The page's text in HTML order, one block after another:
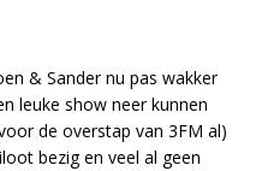
& Sander nu pas wakker
leuke show neer kunnen
de overstap van 3FM al)
bezig en veel al geen